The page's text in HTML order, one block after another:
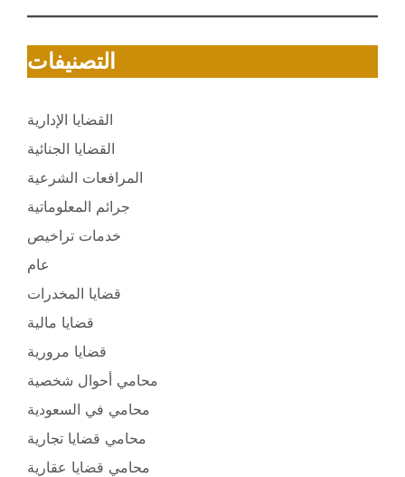
التصنيفات
القضايا الإدارية
القضايا الجنائية
المرافعات الشرعية
جرائم المعلوماتية
خدمات تراخيص
عام
قضايا المخدرات
قضايا مالية
قضايا مرورية
محامي أحوال شخصية
محامي في السعودية
محامي قضايا تجارية
محامي قضايا عقارية